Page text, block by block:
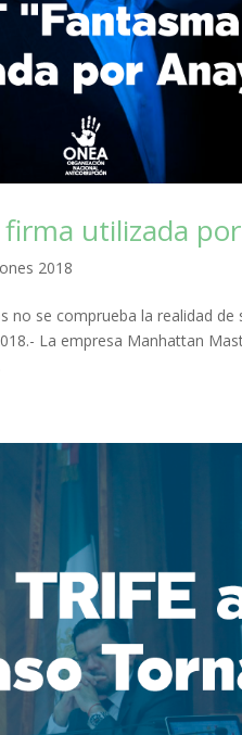
firma utilizada
2018
se comprueba la realidad de
La empresa Manhattan